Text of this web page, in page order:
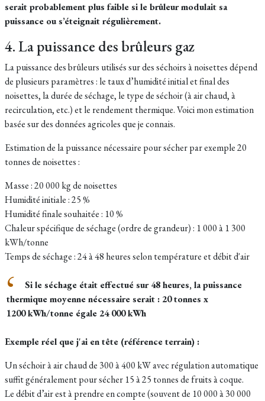
serait probablement plus faible si le brûleur modulait sa
puissance ou s’éteignait régulièrement.
4. La puissance des brûleurs gaz
La puissance des brûleurs utilisés sur des séchoirs à noisettes dépend
de plusieurs paramètres : le taux d’humidité initial et final des
noisettes, la durée de séchage, le type de séchoir (à air chaud, à
recirculation, etc.) et le rendement thermique. Voici mon estimation
basée sur des données agricoles que je connais.
Estimation de la puissance nécessaire pour sécher par exemple 20
tonnes de noisettes :
Masse : 20 000 kg de noisettes
Humidité initiale : 25 %
Humidité finale souhaitée : 10 %
Chaleur spécifique de séchage (ordre de grandeur) : 1 000 à 1 300
kWh/tonne
Temps de séchage : 24 à 48 heures selon température et débit d'air
Si le séchage était effectué sur 48 heures, la puissance
thermique moyenne nécessaire serait : 20 tonnes x
1200 kWh/tonne égale 24 000 kWh
​Exemple réel que j'ai en tête (référence terrain) :
Un séchoir à air chaud de 300 à 400 kW avec régulation automatique
suffit généralement pour sécher 15 à 25 tonnes de fruits à coque.
Le débit d’air est à prendre en compte (souvent de 10 000 à 30 000